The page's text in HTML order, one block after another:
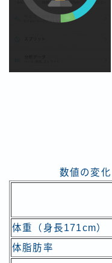
数値の変
体重（身長171cm）
体脂肪率